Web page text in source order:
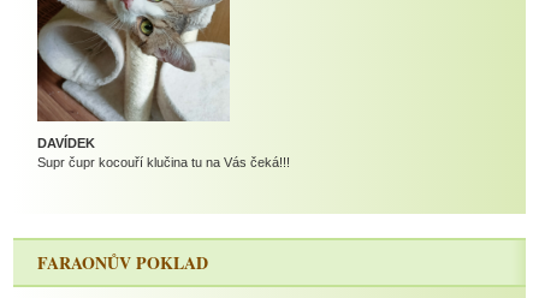
DAVÍDEK
Supr čupr kocouří klučina tu na Vás čeká!!!
FARAONŮV POKLAD